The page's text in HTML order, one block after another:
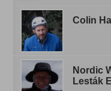
Colin
Nordic
Lesták